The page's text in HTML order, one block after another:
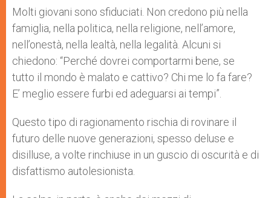
Molti giovani sono sfiduciati. Non credono più nella
famiglia, nella politica, nella religione, nell’amore,
nell’onestà, nella lealtà, nella legalità. Alcuni si
chiedono: “Perché dovrei comportarmi bene, se
tutto il mondo è malato e cattivo? Chi me lo fa fare?
E’ meglio essere furbi ed adeguarsi ai tempi”.
Questo tipo di ragionamento rischia di rovinare il
futuro delle nuove generazioni, spesso deluse e
disilluse, a volte rinchiuse in un guscio di oscurità e di
disfattismo autolesionista.